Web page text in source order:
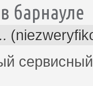
барнауле